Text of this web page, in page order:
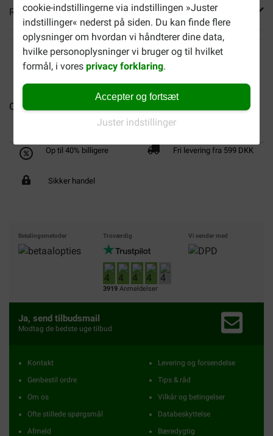
cookie-indstillingerne via indstillingen »Juster
indstillinger« nederst på siden. Du kan finde flere
oplysninger om hvordan vi håndterer dine data,
hvilke personoplysninger vi bruger og til hvilket
formål, i voresprivacy forklaring.
Accepter og fortsæt
Juster indstillinger
Reviews
Orijen Original Cat kattefoder Orijen Six Fish kattefoder
Op til 40% billigere Fri levering fra 599 DKK
Sikker handel
Betalingsmetoder Troværdig
3919 Anmeldelser
Vi sender med
Ja, send tilbudsmail
Modtag de bedste uge tilbud
Kontakt
Genbestil ordre
Om os
Ofte stillede spørgsmål
Afmeld
Levering og forsendelse
Tips & råd
Vilkår og betingelser
Databeskyttelse
Bæredygtig